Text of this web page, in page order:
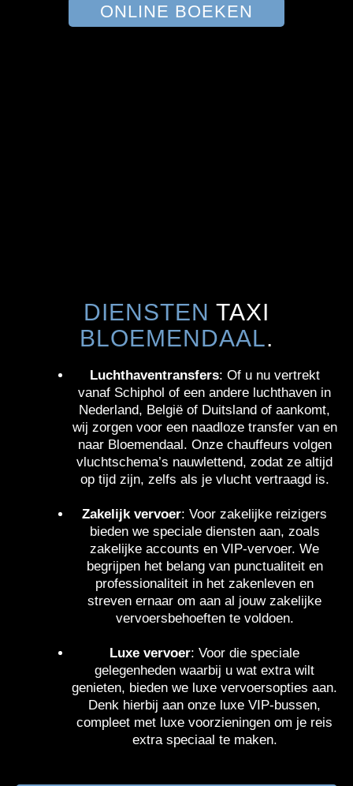
ONLINE BOEKEN
DIENSTEN TAXI
BLOEMENDAAL.
Luchthaventransfers: Of u nu vertrekt
vanaf Schiphol of een andere luchthaven in
Nederland, België of Duitsland of aankomt,
wij zorgen voor een naadloze transfer van en
naar Bloemendaal. Onze chauffeurs volgen
vluchtschema’s nauwlettend, zodat ze altijd
op tijd zijn, zelfs als je vlucht vertraagd is.
Zakelijk vervoer: Voor zakelijke reizigers
bieden we speciale diensten aan, zoals
zakelijke accounts en VIP-vervoer. We
begrijpen het belang van punctualiteit en
professionaliteit in het zakenleven en
streven ernaar om aan al jouw zakelijke
vervoersbehoeften te voldoen.
Luxe vervoer: Voor die speciale
gelegenheden waarbij u wat extra wilt
genieten, bieden we luxe vervoersopties aan.
Denk hierbij aan onze luxe VIP-bussen,
compleet met luxe voorzieningen om je reis
extra speciaal te maken.